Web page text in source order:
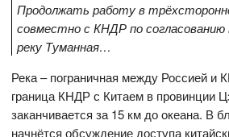
Продолжать работу в
совместно с КНДР по согласованию
реку Туманная…
Река – пограничная между Россией и
граница КНДР с Китаем в провинции
заканчивается за 15 км до океана. В
начнётся обсуждение доступа